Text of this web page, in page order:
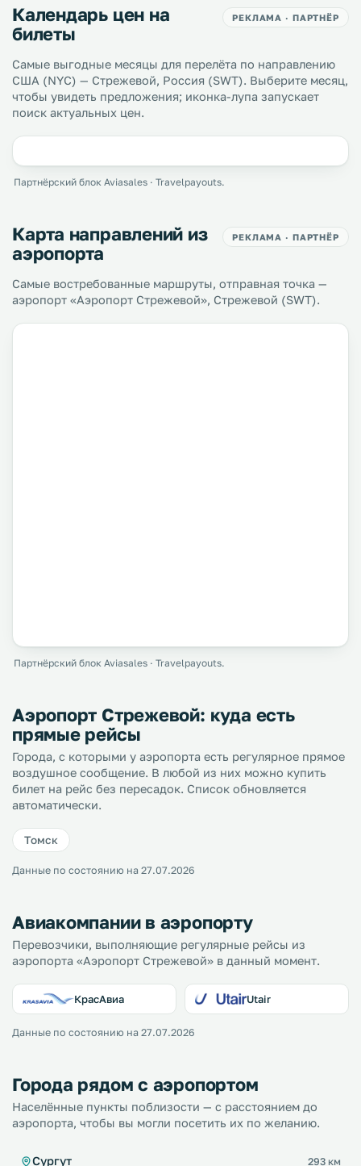
Календарь цен на
билеты
РЕКЛАМА · ПАРТНЁР
Самые выгодные месяцы для перелёта по направлению
США (NYC) — Стрежевой, Россия (SWT). Выберите месяц,
чтобы увидеть предложения; иконка-лупа запускает
поиск актуальных цен.
Партнёрский блок Aviasales · Travelpayouts.
Карта направлений из
аэропорта
РЕКЛАМА · ПАРТНЁР
Самые востребованные маршруты, отправная точка —
аэропорт «Аэропорт Стрежевой», Стрежевой (SWT).
Партнёрский блок Aviasales · Travelpayouts.
Аэропорт Стрежевой: куда есть
прямые рейсы
Города, с которыми у аэропорта есть регулярное прямое
воздушное сообщение. В любой из них можно купить
билет на рейс без пересадок. Список обновляется
автоматически.
Томск
Данные по состоянию на 27.07.2026
Авиакомпании в аэропорту
Перевозчики, выполняющие регулярные рейсы из
аэропорта «Аэропорт Стрежевой» в данный момент.
КрасАвиа Utair
Данные по состоянию на 27.07.2026
Города рядом с аэропортом
Населённые пункты поблизости — с расстоянием до
аэропорта, чтобы вы могли посетить их по желанию.
Сургут 293 км